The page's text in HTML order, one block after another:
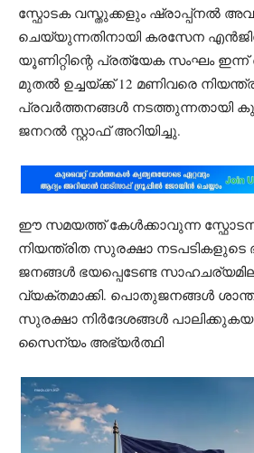
സ്ഫോടക വസ്തുക്കളും ഷ്രാപ്പ്നൽ
ചെയ്യുന്നതിനായി കരസേന
യൂണിറ്റിന്റെ പ്രത്യേക സംഘം ഇന്ന്
മുതൽ ഉച്ചയ്ക്ക് 12 മണിവരെ
പ്രവർത്തനങ്ങൾ
ജനറൽ സ്റ്റാഫ് അറിയിച്ചു.
ഈ സമയത്ത് കേൾക്കാവുന്ന
നിയന്ത്രിത സുരക്ഷാ നടപടികളുടെ
ജനങ്ങൾ ഭയപ്പെടേണ്ട
വ്യക്തമാക്കി. പൊതുജനങ്ങൾ
സുരക്ഷാ നിർദേശങ്ങൾ
സൈന്യം അഭ്യർത്ഥി